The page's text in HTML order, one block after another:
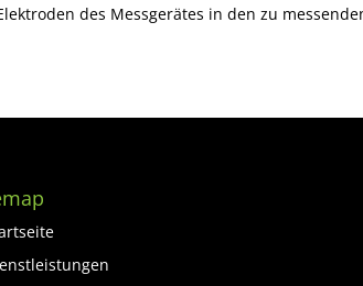
des Messgerätes in den zu